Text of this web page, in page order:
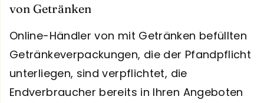
von Getränken
Online-Händler von mit Getränken befüllten
Getränkeverpackungen, die der Pfandpflicht
unterliegen, sind verpflichtet, die
Endverbraucher bereits in Ihren Angeboten